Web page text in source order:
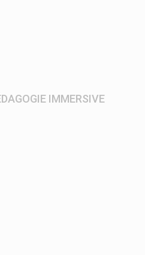
IMMERSIVE